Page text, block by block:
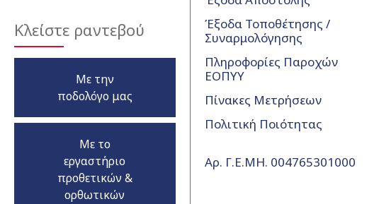
Κλείστε ραντεβού
Με την
ποδολόγο μας
Με το
εργαστήριο
προθετικών &
ορθωτικών
Έξοδα Τοποθέτησης /
Συναρμολόγησης
Πληροφορίες Παροχών
ΕΟΠΥΥ
Πίνακες Μετρήσεων
Πολιτική Ποιότητας
Αρ. Γ.Ε.ΜΗ. 004765301000